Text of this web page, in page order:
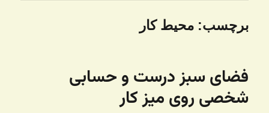
برچسب:محیط کار
فضای سبز درست و حسابی
شخصی روی میز کار